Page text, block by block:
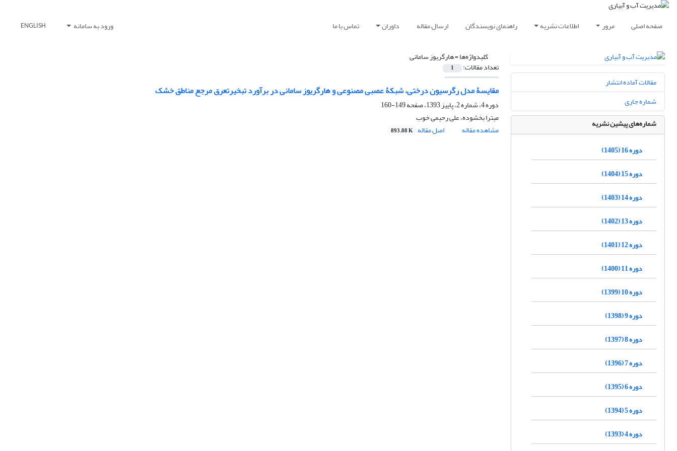
صفحه اصلی مرور اطلاعات نشریه راهنمای نویسندگان ارسال مقاله داوران تماس با ما ورود به سامانه ENGLISH
کلیدواژه‌ها =هارگریوز سامانی
تعداد مقالات: 1
مقایسۀ مدل رگرسیون درختی، شبکۀ عصبی مصنوعی و هارگریوز سامانی در برآورد تبخیرتعرق مرجع مناطق خشک
دوره 4، شماره 2، پاییز 1393، صفحه
149-160
میترا بخشوده، علی رحیمی خوب
مشاهده مقاله
اصل مقاله 893.88 K
مقالات آماده انتشار
شماره جاری
شماره‌های پیشین نشریه
دوره 16 (1405)
دوره 15 (1404)
دوره 14 (1403)
دوره 13 (1402)
دوره 12 (1401)
دوره 11 (1400)
دوره 10 (1399)
دوره 9 (1398)
دوره 8 (1397)
دوره 7 (1396)
دوره 6 (1395)
دوره 5 (1394)
دوره 4 (1393)